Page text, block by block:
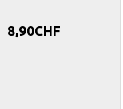
8,90CHF